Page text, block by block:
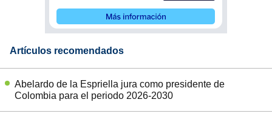
Artículos recomendados
Abelardo de la Espriella jura como presidente de
Colombia para el periodo 2026-2030